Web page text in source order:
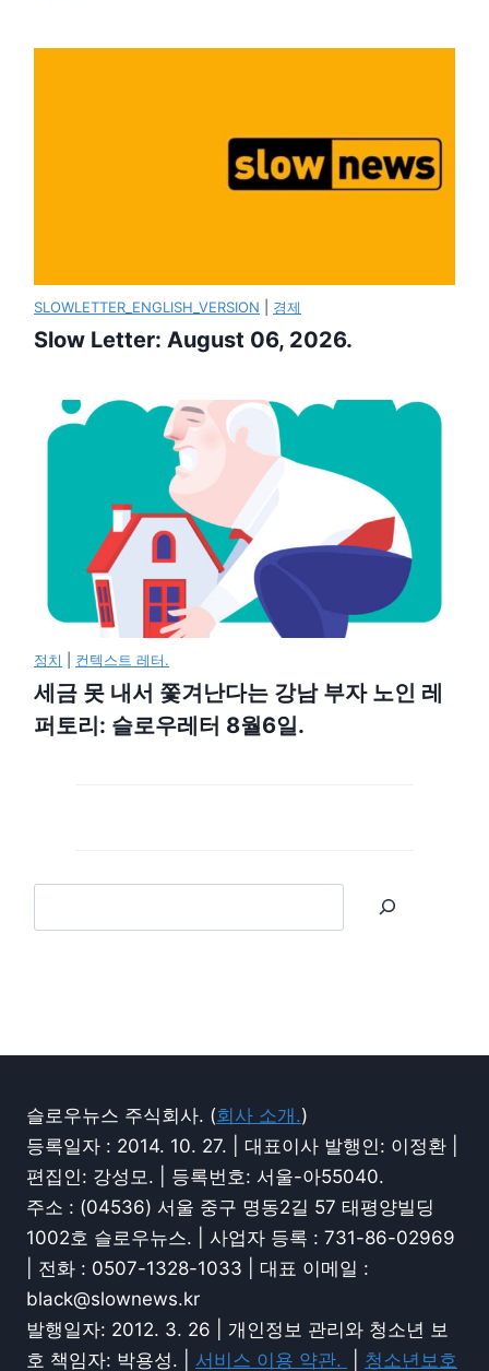
SLOWLETTER_ENGLISH_VERSION 경제
Slow Letter: August 06, 2026.
정치 컨텍스트 레터.
세금 못 내서 쫓겨난다는 강남 부자 노인 레
퍼토리: 슬로우레터 8월6일.
슬로우뉴스 주식회사. (회사 소개.)
등록일자 : 2014. 10. 27. | 대표이사 발행인: 이정환 |
편집인: 강성모. | 등록번호: 서울-아55040.
주소 : (04536) 서울 중구 명동2길 57 태평양빌딩
1002호 슬로우뉴스. | 사업자 등록 : 731-86-02969
| 전화 : 0507-1328-1033 | 대표 이메일 :
black@slownews.kr
발행일자: 2012. 3. 26 | 개인정보 관리와 청소년 보
호 책임자: 박용성. | 서비스 이용 약관. 청소년보호